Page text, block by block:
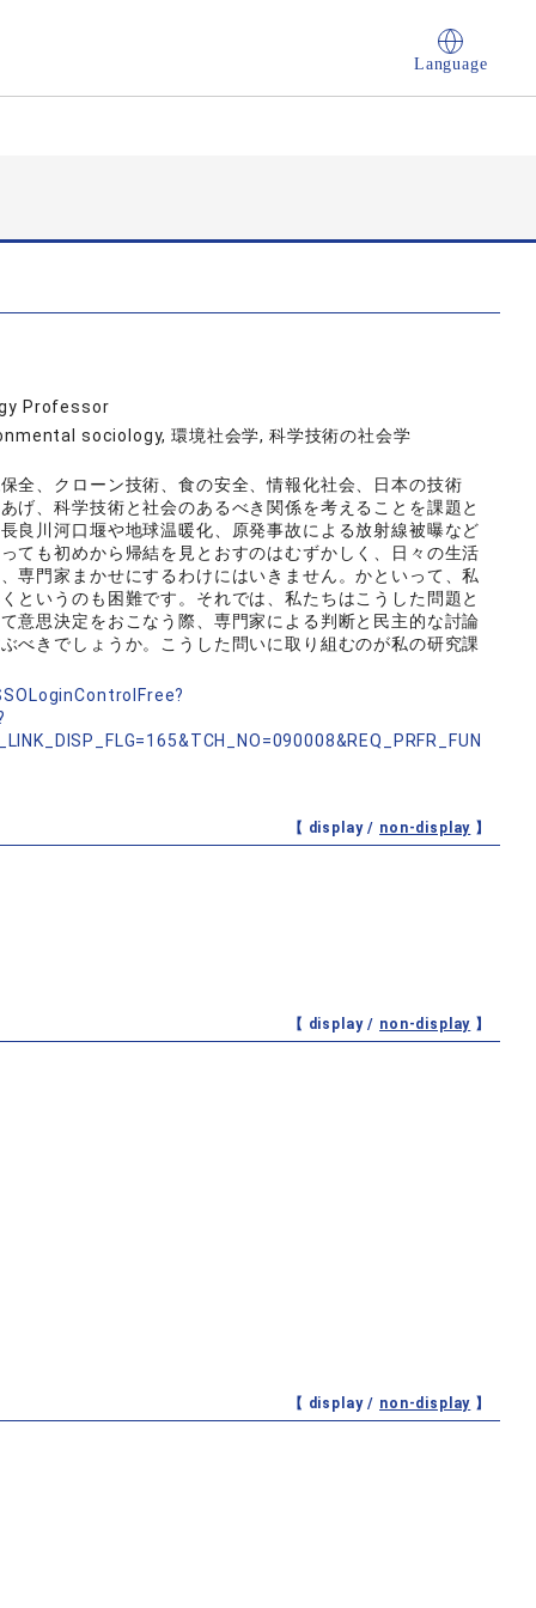
Language
Professor
sociology, 環境社会学, 科学技術の社会学
全、クローン技術、食の安全、情報化社会、日本の技術
げ、科学技術と社会のあるべき関係を考えることを課題と
良川河口堰や地球温暖化、原発事故による放射線被曝など
ても初めから帰結を見とおすのはむずかしく、日々の生活
専門家まかせにするわけにはいきません。かといって、私
というのも困難です。それでは、私たちはこうした問題と
意思決定をおこなう際、専門家による判断と民主的な討論
べきでしょうか。こうした問いに取り組むのが私の研究課
【 display / non-display 】
【 display / non-display 】
【 display / non-display 】